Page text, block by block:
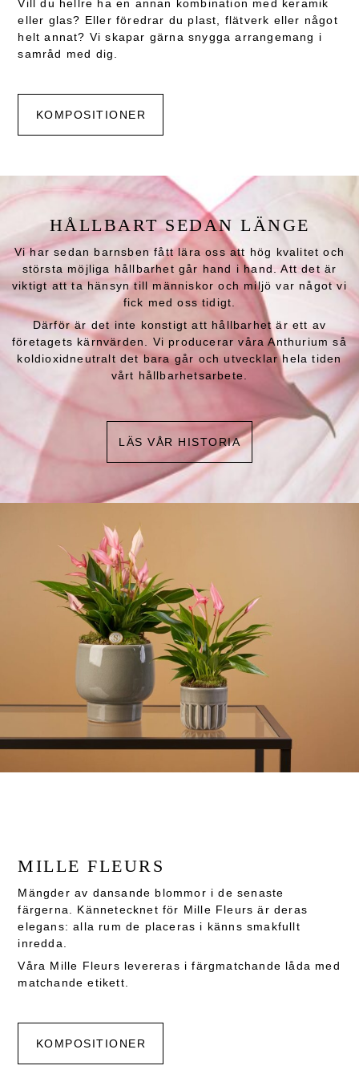
Vill du hellre ha en annan kombination med keramik
eller glas? Eller föredrar du plast, flätverk eller något
helt annat? Vi skapar gärna snygga arrangemang i
samråd med dig.
KOMPOSITIONER
HÅLLBART SEDAN LÄNGE
Vi har sedan barnsben fått lära oss att hög kvalitet och
största möjliga hållbarhet går hand i hand. Att det är
viktigt att ta hänsyn till människor och miljö var något vi
fick med oss tidigt.
Därför är det inte konstigt att hållbarhet är ett av
företagets kärnvärden. Vi producerar våra Anthurium så
koldioxidneutralt det bara går och utvecklar hela tiden
vårt hållbarhetsarbete.
LÄS VÅR HISTORIA
MILLE FLEURS
Mängder av dansande blommor i de senaste
färgerna. Kännetecknet för Mille Fleurs är deras
elegans: alla rum de placeras i känns smakfullt
inredda.
Våra Mille Fleurs levereras i färgmatchande låda med
matchande etikett.
KOMPOSITIONER